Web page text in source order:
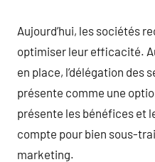
Aujourd’hui, les sociétés
optimiser leur efficacité.
en place, l’délégation des
présente comme une
présente les bénéfices et
compte pour bien sous-
marketing.